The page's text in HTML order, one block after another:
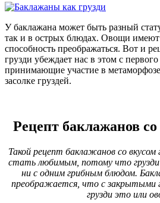
У баклажана может быть разный
так и в острых блюдах. Овощи
способность преображаться. Вот и
грузди убеждает нас в этом с
принимающие участие в
засолке груздей.
Рецепт баклажанов
Такой рецепт баклажанов со
стать любимым, потому что грузди
ни с одним грибным блюдом.
преображается, что с закрытыми
грузди это или